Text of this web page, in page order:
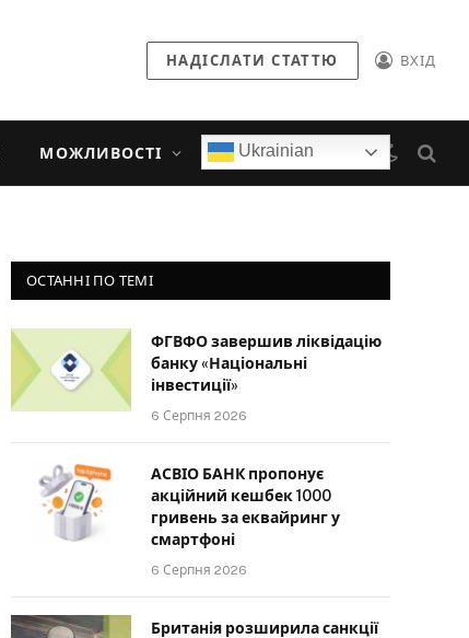
НАДІСЛАТИ СТАТТЮ ВХІД
МОЖЛИВОСТІ Ukrainian
ОСТАННІ ПО ТЕМІ
ФГВФО завершив ліквідацію
банку «Національні
інвестиції»
6 Серпня 2026
АСВІО БАНК пропонує
акційний кешбек 1000
гривень за еквайринг у
смартфоні
6 Серпня 2026
Британія розширила санкції